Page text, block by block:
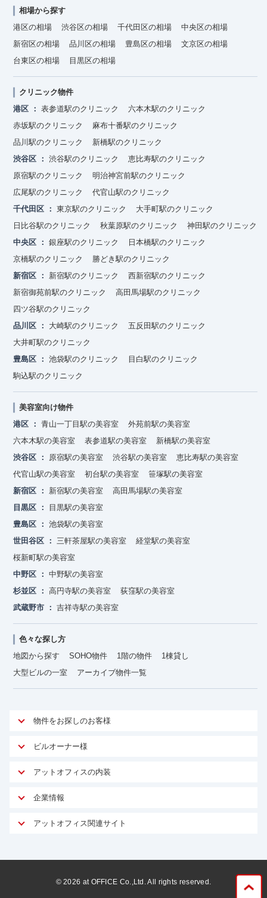
相場から探す
港区の相場
渋谷区の相場 千代田区の相場
中央区の相場
新宿区の相場
品川区の相場 豊島区の相場
文京区の相場
台東区の相場
目黒区の相場
クリニック物件
港区
表参道駅のクリニック
六本木駅のクリニック
赤坂駅のクリニック
麻布十番駅のクリニック
品川駅のクリニック
新橋駅のクリニック
渋谷区
渋谷駅のクリニック
恵比寿駅のクリニック
原宿駅のクリニック
明治神宮前駅のクリニック
広尾駅のクリニック
代官山駅のクリニック
千代田区
東京駅のクリニック
大手町駅のクリニック
日比谷駅のクリニック
秋葉原駅のクリニック
神田駅のクリニック
中央区
銀座駅のクリニック
日本橋駅のクリニック
京橋駅のクリニック
勝どき駅のクリニック
新宿区
新宿駅のクリニック
西新宿駅のクリニック
新宿御苑前駅のクリニック
高田馬場駅のクリニック
四ツ谷駅のクリニック
品川区
大崎駅のクリニック
五反田駅のクリニック
大井町駅のクリニック
豊島区
池袋駅のクリニック
目白駅のクリニック
駒込駅のクリニック
美容室向け物件
港区
青山一丁目駅の美容室
外苑前駅の美容室
六本木駅の美容室
表参道駅の美容室
新橋駅の美容室
渋谷区
原宿駅の美容室 渋谷駅の美容室
恵比寿駅の美容室
代官山駅の美容室
初台駅の美容室
笹塚駅の美容室
新宿区
新宿駅の美容室
高田馬場駅の美容室
目黒区
目黒駅の美容室
豊島区
池袋駅の美容室
世田谷区
三軒茶屋駅の美容室
経堂駅の美容室
桜新町駅の美容室
中野区
中野駅の美容室
杉並区
高円寺駅の美容室
荻窪駅の美容室
武蔵野市
吉祥寺駅の美容室
色々な探し方
地図から探す
SOHO物件 1階の物件
1棟貸し
大型ビルの一室
アーカイブ物件一覧
物件をお探しのお客様
アットオフィスが選ばれる理由
ご契約者様インタビュー
オフィスお役立ちコラム
ビルオーナー様
オーナー様向けサービス
マイソク作成
物件情報から成約賃料を予測
リノベーション
サブリース
アットオフィスの内装
サービス内容
内装に関するよくある質問
企業情報
アットオフィス関連サイト
アットレジデンス
ビルアド
©2026 at OFFICE Co.,Ltd. All rights reserved.